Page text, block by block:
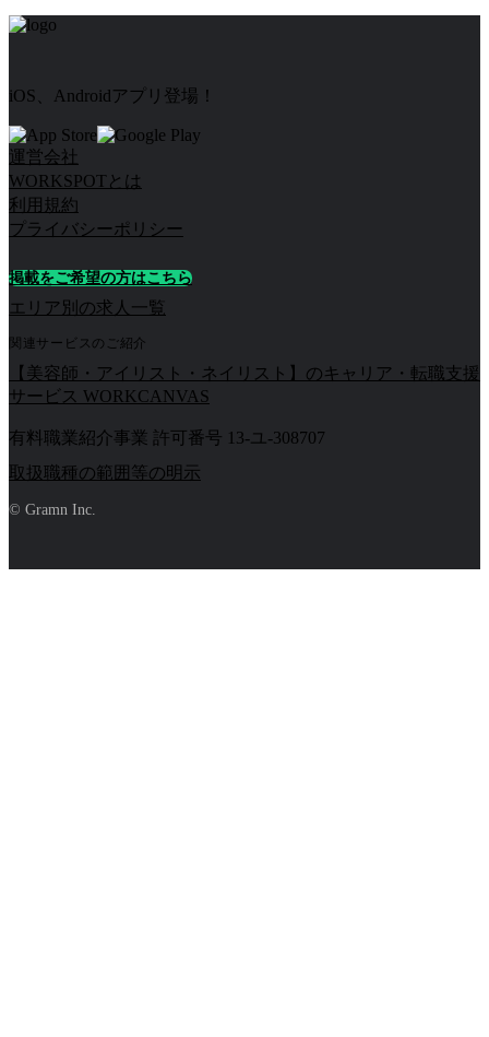
iOS、Androidアプリ登場！
運営会社
WORKSPOTとは
利用規約
プライバシーポリシー
掲載をご希望の方はこちら
エリア別の求人一覧
関連サービスのご紹介
【美容師・アイリスト・ネイリスト】のキャリア・転職支援
サービス WORKCANVAS
有料職業紹介事業 許可番号 13-ユ-308707
取扱職種の範囲等の明示
© Gramn Inc.